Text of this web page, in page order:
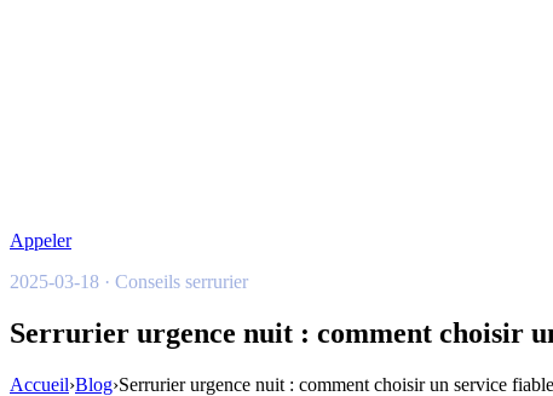
Appeler
2025-03-18 · Conseils serrurier
Serrurier urgence nuit : comment choisir
Accueil›Blog›Serrurier urgence nuit : comment choisir un service